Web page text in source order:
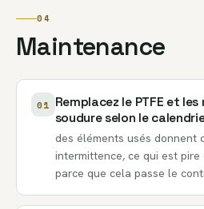
04
Maintenance
01 Remplacez le PTFE et
soudure selon le
des éléments usés donnent
intermittence, ce qui est pire
parce que cela passe le